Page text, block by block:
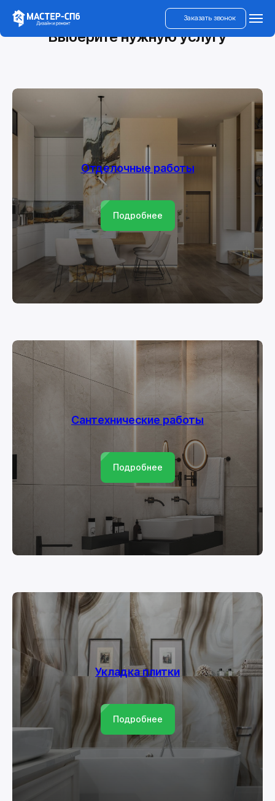
Заказать звонок
Выберите нужную услугу
Отделочные работы
Подробнее
Сантехнические работы
Подробнее
Укладка плитки
Подробнее